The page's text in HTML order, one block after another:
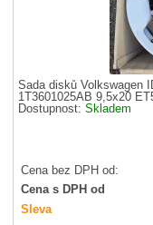
Sada disků Volkswagen
1T3601025AB 9,5x20
Dostupnost:Skladem
Cena bez DPH od:
Cena s DPH od
Sleva